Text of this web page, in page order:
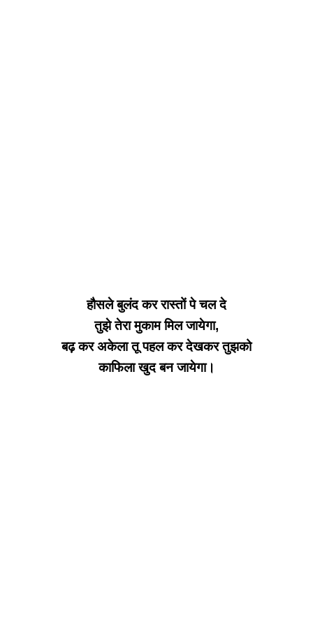
हौसले बुलंद कर रास्तों पे चल दे
तुझे तेरा मुकाम मिल जायेगा,
बढ़ कर अकेला तू पहल कर देखकर तुझको
काफिला खुद बन जायेगा।